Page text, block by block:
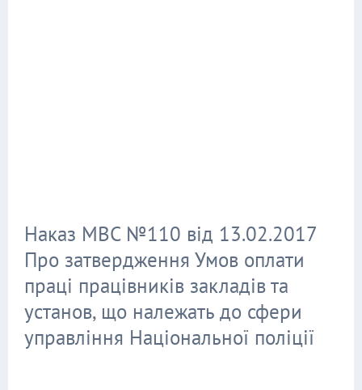
Наказ МВС №110 від 13.02.2017
Про затвердження Умов оплати
праці працівників закладів та
установ, що належать до сфери
управління Національної поліції